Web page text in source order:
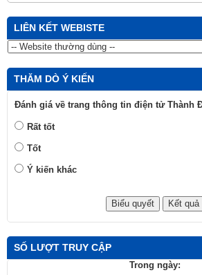
LIÊN KẾT WEBISTE
THĂM DÒ Ý KIẾN
Đánh giá về trang thông tin điện tử Thành
Rất tốt
Tốt
Ý kiến khác
SỐ LƯỢT TRUY CẬP
Trong ngày: